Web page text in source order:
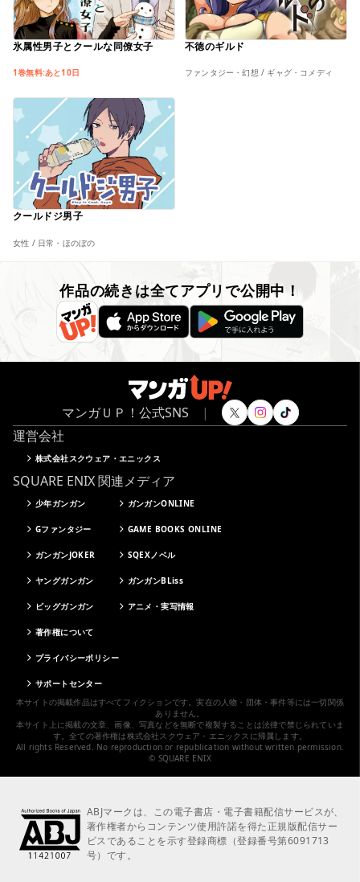
氷属性男子とクールな同僚女子
1巻無料:あと10日
不徳のギルド
ファンタジー・幻想 / ギャグ・コメディ
クールドジ男子
女性 / 日常・ほのぼの
作品の続きは全てアプリで公開中！
マンガＵＰ！公式SNS
|
運営会社
株式会社スクウェア・エニックス
SQUARE ENIX 関連メディア
少年ガンガン
Gファンタジー
ガンガンJOKER
ヤングガンガン
ビッグガンガン
ガンガンONLINE
GAME BOOKS ONLINE
SQEXノベル
ガンガンBLiss
アニメ・実写情報
著作権について
プライバシーポリシー
サポートセンター
本サイトの掲載作品はすべてフィクションです。実在の人物・団体・事件等には一切関係
ありません。
本サイト上に掲載の文章、画像、写真などを無断で複製することは法律で禁じられていま
す。全ての著作権は株式会社スクウェア・エニックスに帰属します。
All rights Reserved. No reproduction or republication without written permission.
© SQUARE ENIX
ABJマークは、この電子書店・電子書籍配信サービスが、
著作権者からコンテンツ使用許諾を得た正規版配信サー
ビスであることを示す登録商標（登録番号第6091713
号）です。